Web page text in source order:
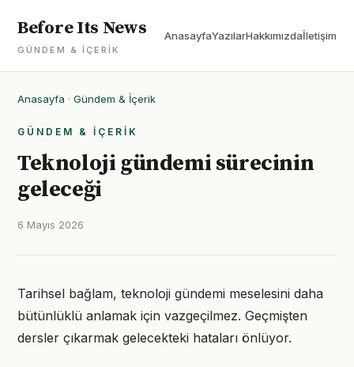
Before Its News
GÜNDEM & İÇERIK
AnasayfaYazılarHakkımızdaİletişim
Anasayfa · Gündem & İçerik
GÜNDEM & İÇERIK
Teknoloji gündemi sürecinin
geleceği
6 Mayıs 2026
Tarihsel bağlam, teknoloji gündemi meselesini daha
bütünlüklü anlamak için vazgeçilmez. Geçmişten
dersler çıkarmak gelecekteki hataları önlüyor.